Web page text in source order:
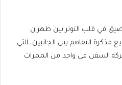
في قلب التوتر بين طهران
التفاهم بين الجانبين، التي
السفن في واحد من الممرات